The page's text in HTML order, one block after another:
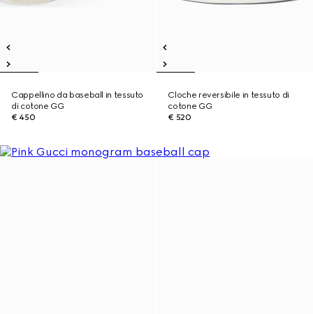
Cappellino da baseball in tessuto
di cotone GG
€ 450
Cloche reversibile in tessuto di
cotone GG
€ 520